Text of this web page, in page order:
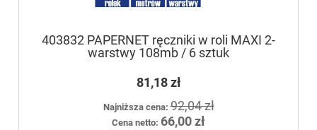
403832 PAPERNET ręczniki w roli MAXI 2-
warstwy 108mb / 6 sztuk
81,18 zł
Najniższa cena:92,04 zł
Cena netto: 66,00 zł